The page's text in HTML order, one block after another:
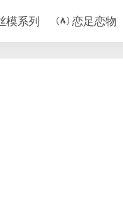
模系列 恋足恋物